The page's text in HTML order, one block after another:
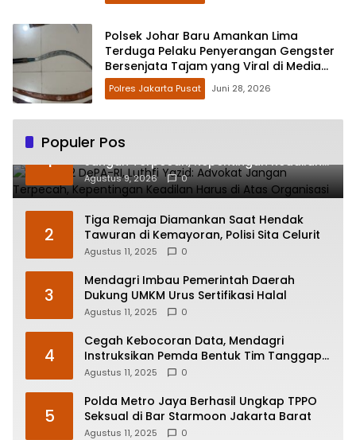
Polsek Johar Baru Amankan Lima
Terduga Pelaku Penyerangan Gengster
Bersenjata Tajam yang Viral di Media
Sosial
Polres Jakarta Pusat Juni 28, 2026
Populer Pos
1
HUT ke-2 DePA-RI, Luthfi Yazid: Advokat
Jangan Terpecah, Kepentingan Keadilan
Harus di Atas Organisasi
Agustus 9, 2026 0
2
Tiga Remaja Diamankan Saat Hendak
Tawuran di Kemayoran, Polisi Sita Celurit
Agustus 11, 2025 0
3
Mendagri Imbau Pemerintah Daerah
Dukung UMKM Urus Sertifikasi Halal
Agustus 11, 2025 0
4
Cegah Kebocoran Data, Mendagri
Instruksikan Pemda Bentuk Tim Tanggap
Insiden Siber
Agustus 11, 2025 0
5
Polda Metro Jaya Berhasil Ungkap TPPO
Seksual di Bar Starmoon Jakarta Barat
Agustus 11, 2025 0